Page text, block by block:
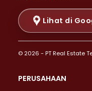
Properti Dijual di Cikini >
Properti Dijual di
Properti Dijual di Pasar
Properti Dijual di
Properti Dijual di
Properti Dijual di Lebak
Lihat di
© 2026 - PT Real Estate
PERUSAHAAN